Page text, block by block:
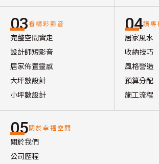
03看精彩影音
完整空間實走
設計師短影音
居家佈置靈感
大坪數設計
小坪數設計
04讀專
居家風水
收納技巧
風格營造
預算分配
施工流程
05關於幸福空間
關於我們
公司歷程